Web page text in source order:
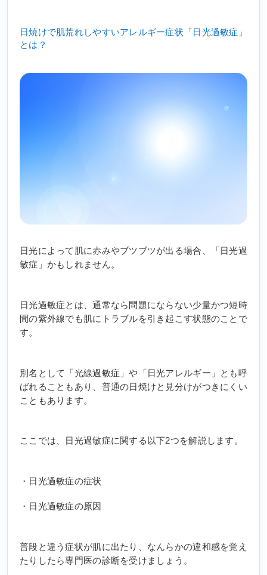
日焼けで肌荒れしやすいアレルギー症状「日光過敏症」
とは？
日光によって肌に赤みやブツブツが出る場合、「日光過
敏症」かもしれません。
日光過敏症とは、通常なら問題にならない少量かつ短時
間の紫外線でも肌にトラブルを引き起こす状態のことで
す。
別名として「光線過敏症」や「日光アレルギー」とも呼
ばれることもあり、普通の日焼けと見分けがつきにくい
こともあります。
ここでは、日光過敏症に関する以下2つを解説します。
・日光過敏症の症状
・日光過敏症の原因
普段と違う症状が肌に出たり、なんらかの違和感を覚え
たりしたら専門医の診断を受けましょう。